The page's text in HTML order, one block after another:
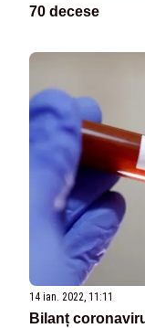
70 decese
14 ian. 2022, 11:11
Bilanț